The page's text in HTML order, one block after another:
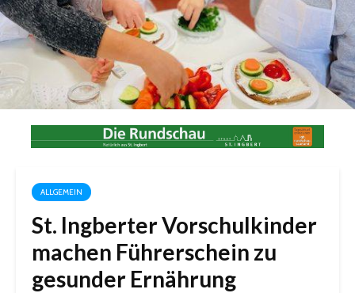
ALLGEMEIN
St. Ingberter Vorschulkinder
machen Führerschein zu
gesunder Ernährung